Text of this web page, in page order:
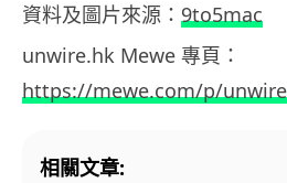
資料及圖片來源： 9to5mac
unwire.hk Mewe 專頁：
https://mewe.com/p/
相關文章: